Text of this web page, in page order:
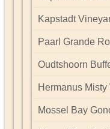
Kapstadt
Paarl Grande
Oudtshoorn
Hermanus Misty
Mossel Bay